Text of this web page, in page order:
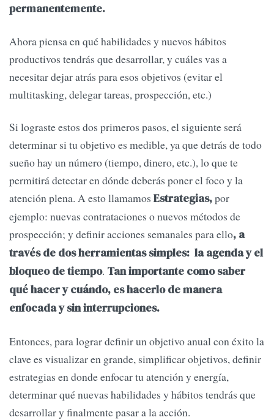
permanentemente.
Ahora piensa en qué habilidades y nuevos hábitos
productivos tendrás que desarrollar, y cuáles vas a
necesitar dejar atrás para esos objetivos (evitar el
multitasking, delegar tareas, prospección, etc.)
Si lograste estos dos primeros pasos, el siguiente será
determinar si tu objetivo es medible, ya que detrás de todo
sueño hay un número (tiempo, dinero, etc.), lo que te
permitirá detectar en dónde deberás poner el foco y la
atención plena. A esto llamamos Estrategias,por
ejemplo: nuevas contrataciones o nuevos métodos de
prospección; y definir acciones semanales para ello, a
través de dos herramientas simples: la agenda y el
bloqueo de tiempo. Tan importante como saber
qué hacer y cuándo, es hacerlo de manera
enfocada y sin interrupciones.
Entonces, para lograr definir un objetivo anual con éxito la
clave es visualizar en grande, simplificar objetivos, definir
estrategias en donde enfocar tu atención y energía,
determinar qué nuevas habilidades y hábitos tendrás que
desarrollar y finalmente pasar a la acción.